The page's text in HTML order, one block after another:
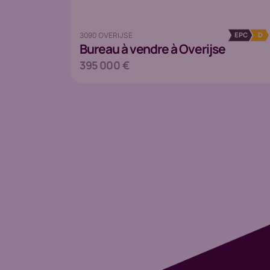
3090 OVERIJSE
Bureauà vendre à Overijse
EPC D
395 000 €